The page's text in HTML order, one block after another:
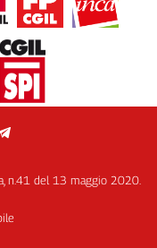
n.41 del 13 maggio 2020.